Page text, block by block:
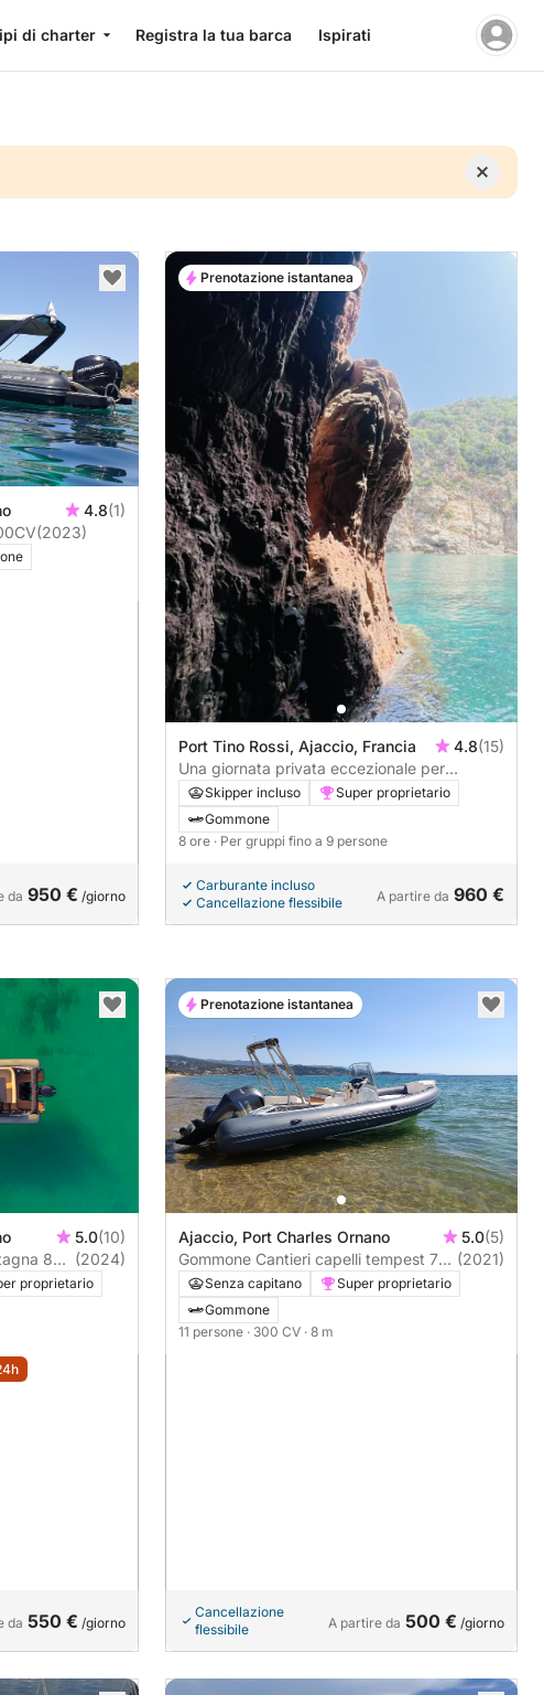
di charter Registra la tua barca Ispirati
4.8(1)
33 soleil 700CV(2023)
da 950 € /giorno
Port Tino Rossi, Ajaccio, Francia 4.8(15)
Una giornata privata eccezionale per
scoprire i gioielli della costa corsa: la riserva
di Capo Rosso, le leggendarie calanchi di
Piana e le insenature di Cargèse.
Skipper incluso
Super proprietario
Gommone
8 ore · Per gruppi fino a 9 persone
Carburante incluso
Cancellazione flessibile
A partire da 960 €
Prenotazione istantanea
5.0(10)
800 (2024)
proprietario
da 550 € /giorno
Ajaccio, Port Charles Ornano 5.0(5)
Gommone Cantieri capelli tempest 775
300CV
(2021)
Senza capitano
Super proprietario
Gommone
11 persone · 300 CV · 8 m
Cancellazione
flessibile
A partire da 500 € /giorno
Prenotazione istantanea